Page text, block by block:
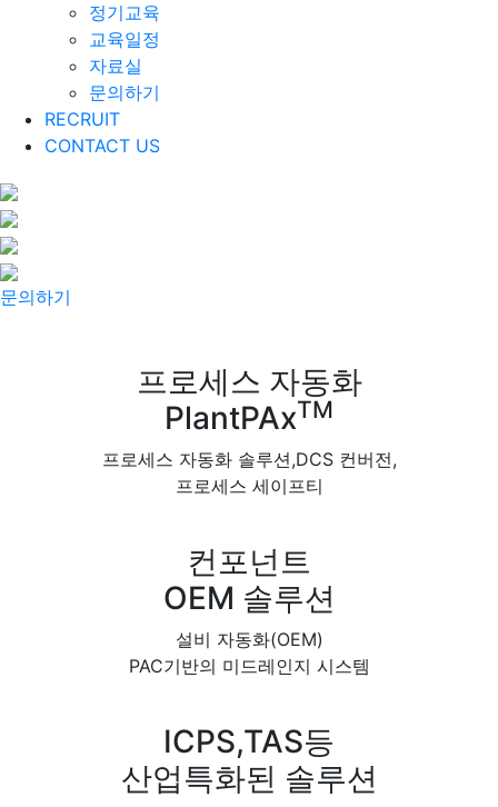
정기교육
교육일정
자료실
문의하기
RECRUIT
CONTACT US
문의하기
프로세스 자동화
PlantPAxTM
프로세스 자동화 솔루션,DCS 컨버전,
프로세스 세이프티
컨포넌트
OEM 솔루션
설비 자동화(OEM)
PAC기반의 미드레인지 시스템
ICPS,TAS등
산업특화된 솔루션